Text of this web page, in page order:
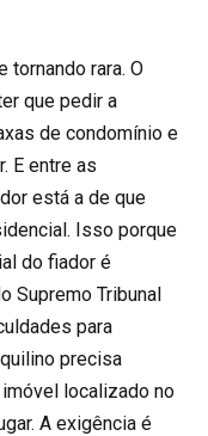
tornando rara. O
que pedir a
de condomínio e
E entre as
está a de que
Isso porque
do fiador é
Supremo Tribunal
para
precisa
localizado no
A exigência é